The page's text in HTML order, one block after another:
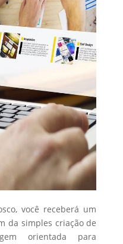
você receberá um
da simples criação de
orientada para